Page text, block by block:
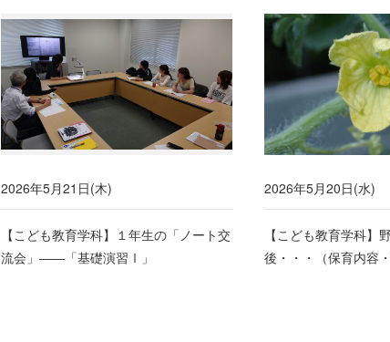
2026年5月21日(木)
【こども教育学科】１年生の「ノート交
流会」――「基礎演習Ⅰ」
2026年5月20日(水)
【こども教育学科】
後・・・（保育内容・